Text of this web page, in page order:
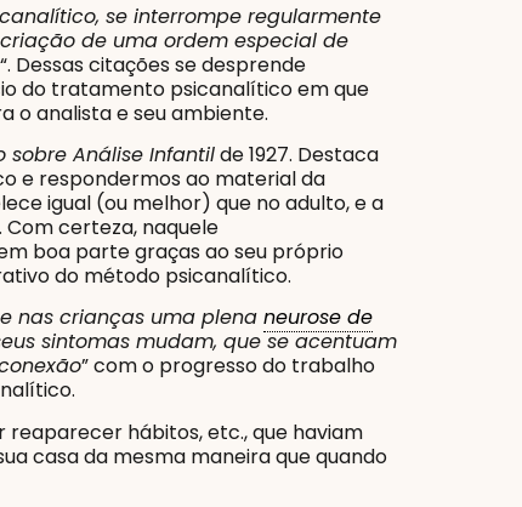
se interrompe regularmente
de uma ordem especial de
“. Dessas citações se desprende
do tratamento psicanalítico em que
o analista e seu ambiente.
sobre Análise Infantilde 1927. Destaca
e respondermos ao material da
igual (ou melhor) que no adulto, e a
certeza, naquele
boa parte graças ao seu próprio
do método psicanalítico.
nas crianças uma plena neurose de
sintomas mudam, que se acentuam
” com o progresso do trabalho
reaparecer hábitos, etc., que haviam
casa da mesma maneira que quando